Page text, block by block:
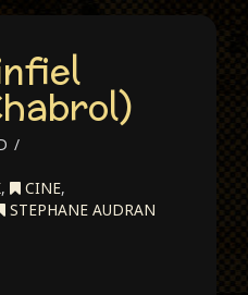
, CINE,
STEPHANE AUDRAN